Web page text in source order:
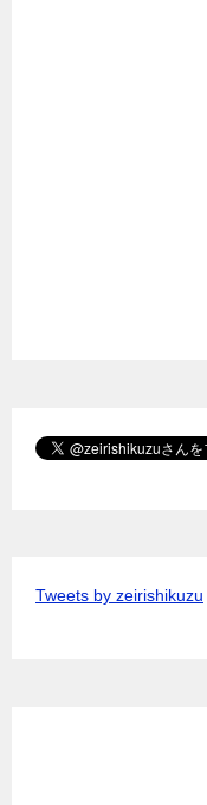
Tweets by zeirishikuzu